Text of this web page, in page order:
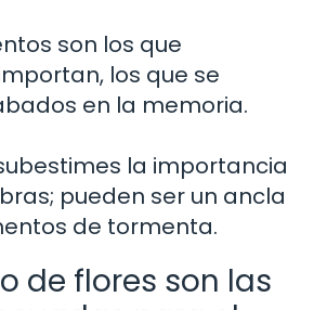
son los que
los que se
en la memoria.
la importancia
pueden ser un ancla
de tormenta.
de flores son las